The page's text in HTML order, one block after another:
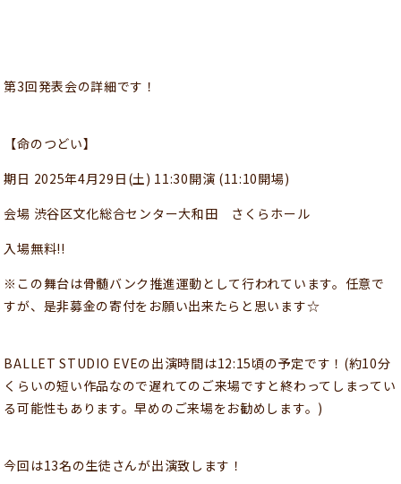
第3回発表会の詳細です！
【命のつどい】
期日 2025年4月29日(土) 11:30開演 (11:10開場)
会場 渋谷区文化総合センター大和田 さくらホール
入場無料!!
※この舞台は骨髄バンク推進運動として行われています。 任意で
すが、是非募金の寄付をお願い出来たらと思います☆
BALLET STUDIO EVEの出演時間は12:15頃の予定です！ (約10分
くらいの短い作品なので遅れてのご来場ですと終わってしまってい
る可能性もあります。早めのご来場をお勧めします。)
今回は13名の生徒さんが出演致します！